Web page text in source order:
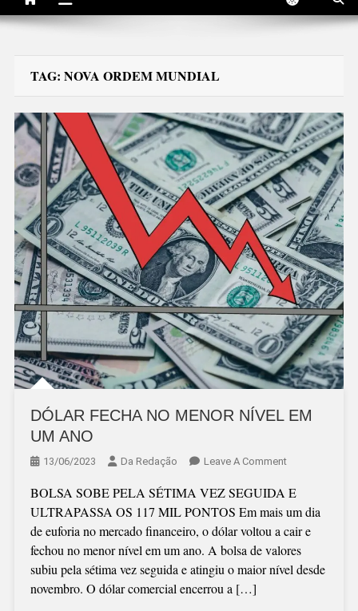
TAG: NOVA ORDEM MUNDIAL
DÓLAR FECHA NO MENOR NÍVEL EM
UM ANO
13/06/2023 Da Redação Leave A CommentOn
FECHA
NO
MENOR
NÍVEL
EM
BOLSA SOBE PELA SÉTIMA VEZ SEGUIDA E
ULTRAPASSA OS 117 MIL PONTOS Em mais um dia
de euforia no mercado financeiro, o dólar voltou a cair e
fechou no menor nível em um ano. A bolsa de valores
subiu pela sétima vez seguida e atingiu o maior nível desde
novembro. O dólar comercial encerrou a […]